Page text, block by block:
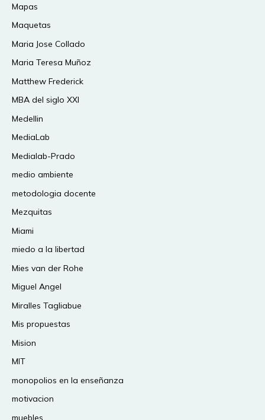
Mapas
Maquetas
Maria Jose Collado
Maria Teresa Muñoz
Matthew Frederick
MBA del siglo XXI
Medellin
MediaLab
Medialab-Prado
medio ambiente
metodologia docente
Mezquitas
Miami
miedo a la libertad
Mies van der Rohe
Miguel Angel
Miralles Tagliabue
Mis propuestas
Mision
MIT
monopolios en la enseñanza
motivacion
muebles